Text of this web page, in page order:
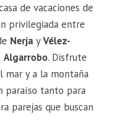
de vacaciones de
privilegiada entre
NerjayVélez-
Algarrobo. Disfrute
mar y a la montaña
paraíso tanto para
parejas que buscan